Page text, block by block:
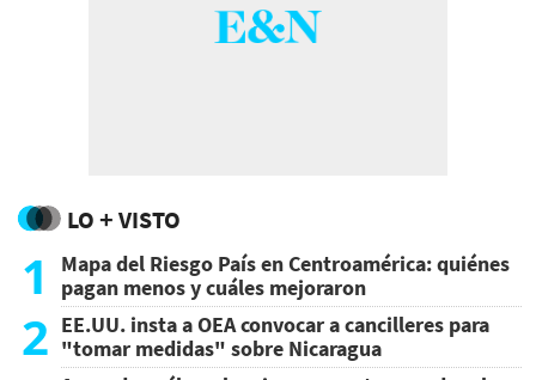
LO + VISTO
1
Mapa del Riesgo País en Centroamérica: quiénes
pagan menos y cuáles mejoraron
2 EE.UU. insta a OEA convocar a cancilleres para
"tomar medidas" sobre Nicaragua